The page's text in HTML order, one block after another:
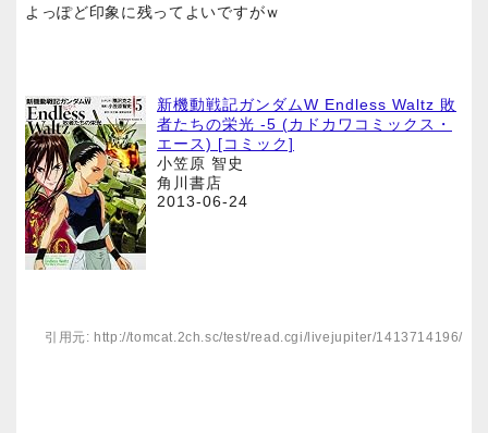
よっぽど印象に残ってよいですがｗ
新機動戦記ガンダムW Endless Waltz 敗
者たちの栄光 -5 (カドカワコミックス・
エース) [コミック]
小笠原 智史
角川書店
2013-06-24
引用元: http://tomcat.2ch.sc/test/read.cgi/livejupiter/1413714196/